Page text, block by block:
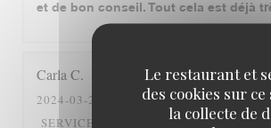
Le restaurant et
des cookies sur
la collecte de
et de bon conseil. Tout cela est déjà
CarlaC
2024-03-28
- 19:00 - COUVERTS 4
SERVICE
AMBIANCE: 5/5